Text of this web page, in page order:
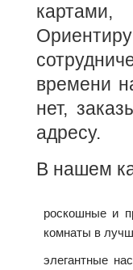
времени
нет,
адресу.
В нашем
роскошные и
комнаты в
элегантные